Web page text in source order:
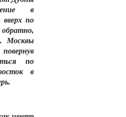
в
вверх по
Москвы
по
в